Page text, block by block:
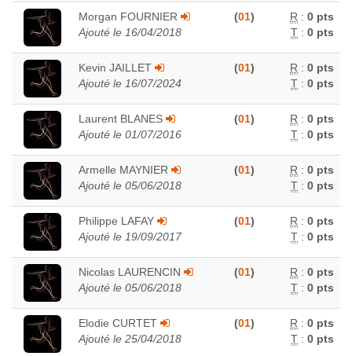
Morgan FOURNIER
Ajouté le 16/04/2018
(01) R : 0 pts
T : 0 pts
Kevin JAILLET
Ajouté le 16/07/2024
(01) R : 0 pts
T : 0 pts
Laurent BLANES
Ajouté le 01/07/2016
(01) R : 0 pts
T : 0 pts
Armelle MAYNIER
Ajouté le 05/06/2018
(01) R : 0 pts
T : 0 pts
Philippe LAFAY
Ajouté le 19/09/2017
(01) R : 0 pts
T : 0 pts
Nicolas LAURENCIN
Ajouté le 05/06/2018
(01) R : 0 pts
T : 0 pts
Elodie CURTET
Ajouté le 25/04/2018
(01) R : 0 pts
T : 0 pts